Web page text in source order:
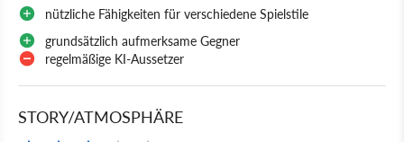
nützliche Fähigkeiten für verschiedene Spielstile
grundsätzlich aufmerksame Gegner
regelmäßige KI-Aussetzer
STORY/ATMOSPHÄRE